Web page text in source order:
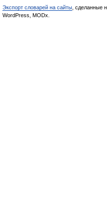
Экспорт словарей на сайты , сделанные
WordPress, MODx.